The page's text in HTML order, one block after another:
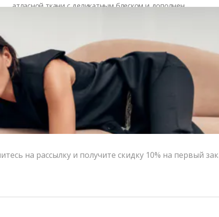
атласной ткани с деликатным блеском и дополнен
Цвет:
белый
Размер:
Страна-производитель:Россия
Тип товара:
Платья
A.Burdyugova
Написать в MAX
на рассылку и получите скидку 10% на первый